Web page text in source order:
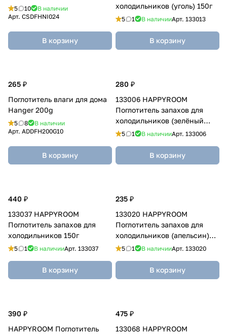
5 10
В наличии
Арт. CSDFHNI024
В корзину
холодильников (уголь) 150г
5 1 В наличииАрт. 133013
В корзину
265 ₽
Поглотитель влаги для дома
Hanger 200g
5 8
В наличии
Арт. ADDFH200G10
В корзину
280 ₽
133006 HAPPYROOM
Поглотитель запахов для
холодильников (зелёный
чай) 150г
5 1 В наличииАрт. 133006
В корзину
440 ₽
133037 HAPPYROOM
Поглотитель запахов для
холодильников 150г
5 1 В наличииАрт. 133037
В корзину
235 ₽
133020 HAPPYROOM
Поглотитель запахов для
холодильников (апельсин)
150г
5 1 В наличииАрт. 133020
В корзину
390 ₽
HAPPYROOM Поглотитель
475 ₽
133068 HAPPYROOM